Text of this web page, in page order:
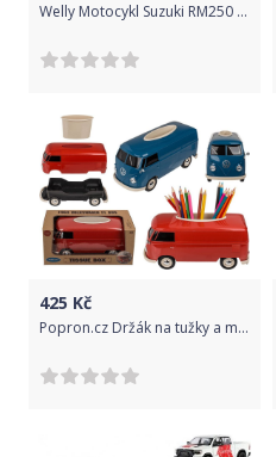
Welly Motocykl Suzuki RM250 1:18 žlutý
425 Kč
Popron.cz Držák na tužky a mobilní telefon, VW autobus, cca 26,5 x 11,5 cm